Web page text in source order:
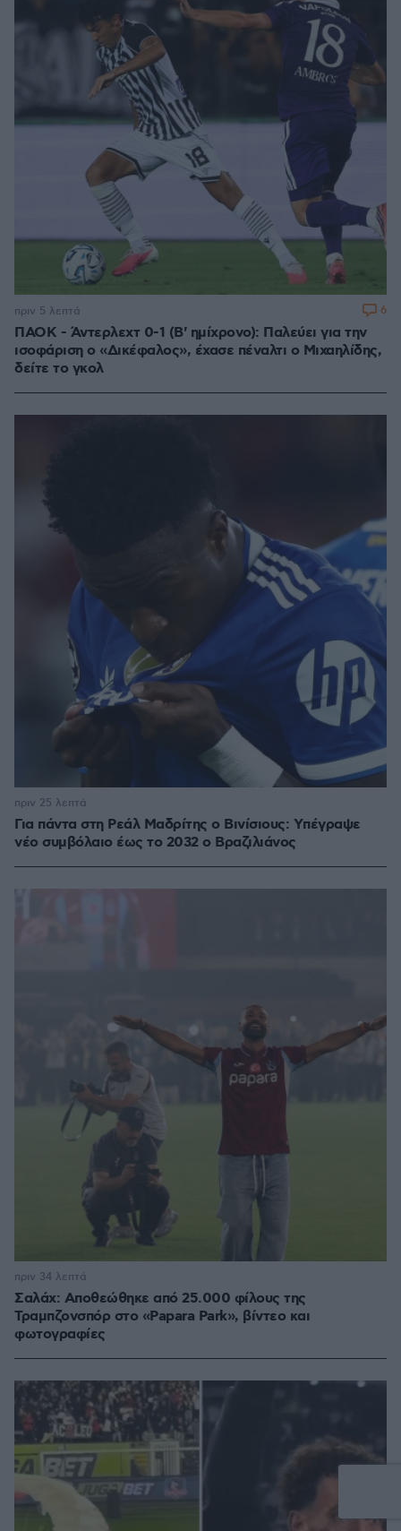
ΠΑΟΚ - Άντερλεχτ 0-1 (Β' ημίχρονο): Παλεύει για την
ισοφάριση ο «Δικέφαλος», έχασε πέναλτι ο Μιχαηλίδης,
δείτε το γκολ
πριν 5 λεπτά 6
Για πάντα στη Ρεάλ Μαδρίτης ο Βινίσιους: Yπέγραψε
νέο συμβόλαιο έως το 2032 ο Βραζιλιάνος
πριν 25 λεπτά
Σαλάχ: Αποθεώθηκε από 25.000 φίλους της
Τραμπζονσπόρ στο «Papara Park», βίντεο και
φωτογραφίες
πριν 34 λεπτά